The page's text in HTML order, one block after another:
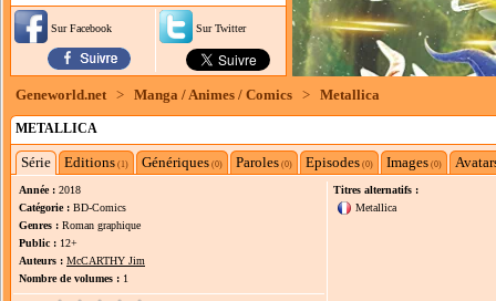
Sur Facebook Sur Twitter
Geneworld.net > Manga / Animes / Comics > Metallica
METALLICA
Série Editions (1) Génériques (0) Paroles (0) Episodes (0) Images (0)
Année : 2018
Catégorie : BD-Comics
Genres : Roman graphique
Public : 12+
Auteurs : McCARTHY Jim
Nombre de volumes : 1
Titres alternatifs :
Metallica